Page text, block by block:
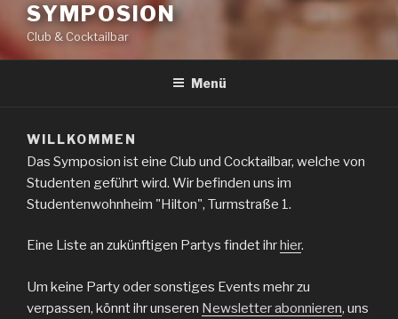
SYMPOSION
Club & Cocktailbar
Menü
WILLKOMMEN
Das Symposion ist eine Club und Cocktailbar, welche von
Studenten geführt wird. Wir befinden uns im
Studentenwohnheim "Hilton", Turmstraße 1.
Eine Liste an zukünftigen Partys findet ihrhier.
Um keine Party oder sonstiges Events mehr zu
verpassen, könnt ihr unseren Newsletter abonnieren, uns